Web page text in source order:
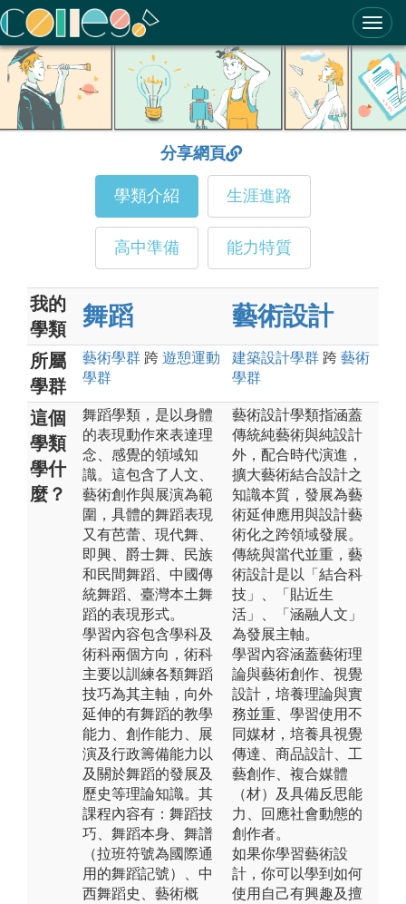
ColleGo! 大學選才與高中育才輔助系統
分享網頁
學類介紹 生涯進路
高中準備 能力特質
我的
學類
舞蹈 藝術設計
所屬
學群
藝術學群 跨 遊憩運動
學群
建築設計學群 跨 藝術
學群
這個
學類
學什
麼？
舞蹈學類，是以身體
的表現動作來表達理
念、感覺的領域知
識。這包含了人文、
藝術創作與展演為範
圍，具體的舞蹈表現
又有芭蕾、現代舞、
即興、爵士舞、民族
和民間舞蹈、中國傳
統舞蹈、臺灣本土舞
蹈的表現形式。
學習內容包含學科及
術科兩個方向，術科
主要以訓練各類舞蹈
技巧為其主軸，向外
延伸的有舞蹈的教學
能力、創作能力、展
演及行政籌備能力以
及關於舞蹈的發展及
歷史等理論知識。其
課程內容有：舞蹈技
巧、舞蹈本身、舞譜
（拉班符號為國際通
用的舞蹈記號）、中
西舞蹈史、藝術概
藝術設計學類指涵蓋
傳統純藝術與純設計
外，配合時代演進，
擴大藝術結合設計之
知識本質，發展為藝
術延伸應用與設計藝
術化之跨領域發展。
傳統與當代並重，藝
術設計是以「結合科
技」、「貼近生
活」、「涵融人文」
為發展主軸。
學習內容涵蓋藝術理
論與藝術創作、視覺
設計，培養理論與實
務並重、學習使用不
同媒材，培養具視覺
傳達、商品設計、工
藝創作、複合媒體
（材）及具備反思能
力、回應社會動態的
創作者。
如果你學習藝術設
計，你可以學到如何
使用自己有興趣及擅